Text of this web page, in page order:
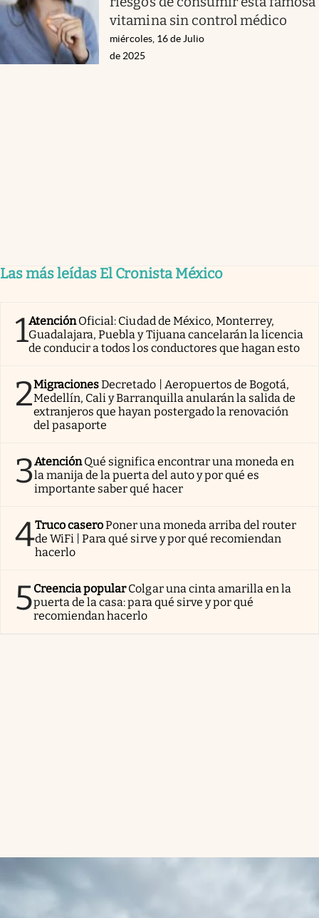
vitamina sin control médico
miércoles, 16 de Julio
de 2025
Las más leídas El Cronista México
1AtenciónOficial: Ciudad de México, Monterrey,
Guadalajara, Puebla y Tijuana cancelarán la licencia
de conducir a todos los conductores que hagan esto
2MigracionesDecretado | Aeropuertos de Bogotá,
Medellín, Cali y Barranquilla anularán la salida de
extranjeros que hayan postergado la renovación
del pasaporte
3AtenciónQué significa encontrar una moneda en
la manija de la puerta del auto y por qué es
importante saber qué hacer
4Truco caseroPoner una moneda arriba del router
de WiFi | Para qué sirve y por qué recomiendan
hacerlo
5Creencia popularColgar una cinta amarilla en la
puerta de la casa: para qué sirve y por qué
recomiendan hacerlo